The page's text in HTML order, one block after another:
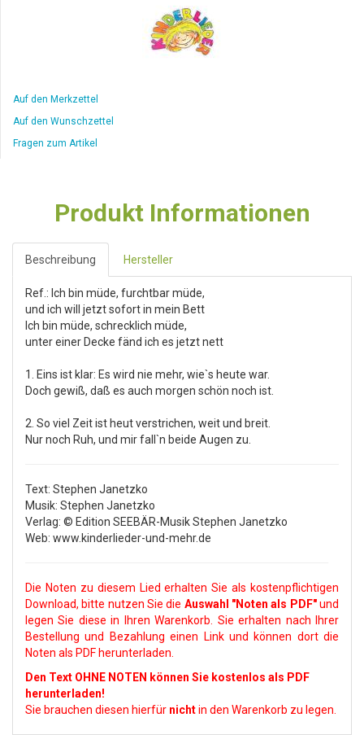
Auf den Merkzettel
Auf den Wunschzettel
Fragen zum Artikel
Produkt Informationen
Beschreibung Hersteller
Ref.: Ich bin müde, furchtbar müde,
und ich will jetzt sofort in mein Bett
Ich bin müde, schrecklich müde,
unter einer Decke fänd ich es jetzt nett
1. Eins ist klar: Es wird nie mehr, wie`s heute war.
Doch gewiß, daß es auch morgen schön noch ist.
2. So viel Zeit ist heut verstrichen, weit und breit.
Nur noch Ruh, und mir fall`n beide Augen zu.
Text: Stephen Janetzko
Musik: Stephen Janetzko
Verlag: © Edition SEEBÄR-Musik Stephen Janetzko
Web: www.kinderlieder-und-mehr.de
Die Noten zu diesem Lied erhalten Sie als kostenpflichtigen
Download, bitte nutzen Sie die Auswahl "Noten als PDF"und
legen Sie diese in Ihren Warenkorb. Sie erhalten nach Ihrer
Bestellung und Bezahlung einen Link und können dort die
Noten als PDF herunterladen.
Den Text OHNE NOTEN können Sie kostenlos als PDF
herunterladen!
Sie brauchen diesen hierfür nichtin den Warenkorb zu legen.